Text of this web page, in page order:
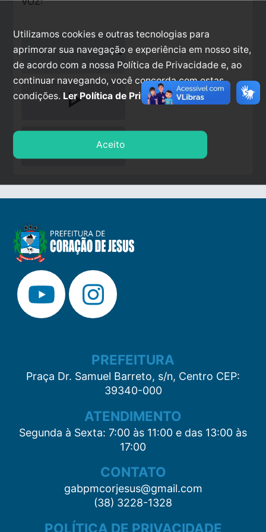
play_arrow
PREFEITURA
Praça Dr. Samuel Barreto, s/n, Centro CEP:
39340-000
ATENDIMENTO
Segunda à Sexta: 7:00 às 11:00 e das 13:00 às
17:00
CONTATO
gabpmcorjesus@gmail.com
(38) 3228-1328
POLÍTICA DE PRIVACIDADE
Utilizamos cookies e outras tecnologias para
aprimorar sua navegação e experiência em nosso site,
de acordo com a nossa Política de Privacidade e, ao
continuar navegando, você concorda com estas
condições. Ler Política de Privacidade.
Aceito